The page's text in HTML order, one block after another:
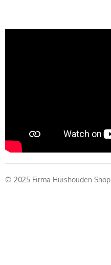
© 2025 Firma Huishouden Shop